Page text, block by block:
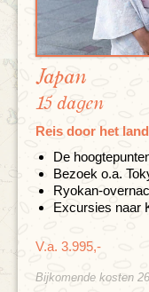
Japan
15 dagen
Reis door het
De
Bezoek o.a.
Ryokan-
Excursies naar
V.a. 3.995,-
Bijkomende kosten